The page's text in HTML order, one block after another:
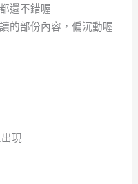
還不錯喔
的部份內容，偏沉動喔
現